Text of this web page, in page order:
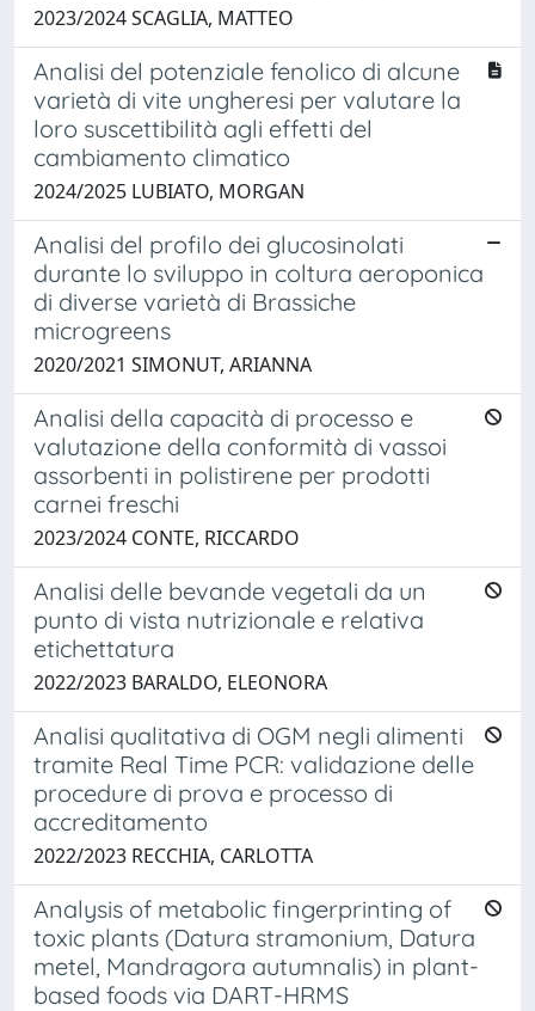
2023/2024 SCAGLIA, MATTEO
Analisi del potenziale fenolico di alcune
varietà di vite ungheresi per valutare la
loro suscettibilità agli effetti del
cambiamento climatico
2024/2025 LUBIATO, MORGAN
Analisi del profilo dei glucosinolati
durante lo sviluppo in coltura aeroponica
di diverse varietà di Brassiche
microgreens
2020/2021 SIMONUT, ARIANNA
Analisi della capacità di processo e
valutazione della conformità di vassoi
assorbenti in polistirene per prodotti
carnei freschi
2023/2024 CONTE, RICCARDO
Analisi delle bevande vegetali da un
punto di vista nutrizionale e relativa
etichettatura
2022/2023 BARALDO, ELEONORA
Analisi qualitativa di OGM negli alimenti
tramite Real Time PCR: validazione delle
procedure di prova e processo di
accreditamento
2022/2023 RECCHIA, CARLOTTA
Analysis of metabolic fingerprinting of
toxic plants (Datura stramonium, Datura
metel, Mandragora autumnalis) in plant-
based foods via DART-HRMS